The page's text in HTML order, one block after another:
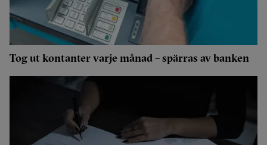
Tog ut kontanter varje månad – spärras av banken